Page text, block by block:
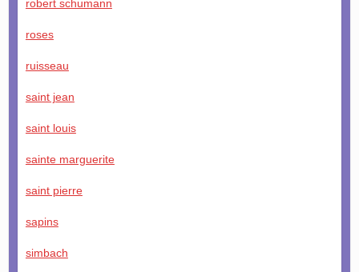
robert schumann
roses
ruisseau
saint jean
saint louis
sainte marguerite
saint pierre
sapins
simbach